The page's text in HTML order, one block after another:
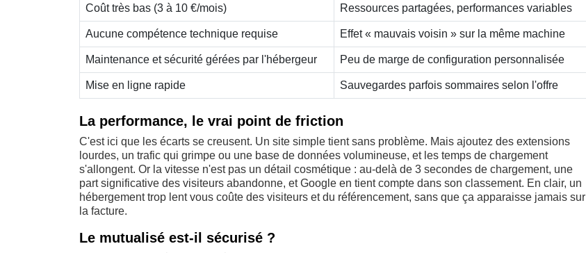
Coût très bas (3 à 10 €/mois) Ressources partagées, performances variables
Aucune compétence technique requise Effet « mauvais voisin » sur la même machine
Maintenance et sécurité gérées par l'hébergeur Peu de marge de configuration personnalisée
Mise en ligne rapide Sauvegardes parfois sommaires selon l'offre
La performance, le vrai point de friction
C'est ici que les écarts se creusent. Un site simple tient sans problème. Mais ajoutez des extensions
lourdes, un trafic qui grimpe ou une base de données volumineuse, et les temps de chargement
s'allongent. Or la vitesse n'est pas un détail cosmétique : au-delà de 3 secondes de chargement, une
part significative des visiteurs abandonne, et Google en tient compte dans son classement. En clair, un
hébergement trop lent vous coûte des visiteurs et du référencement, sans que ça apparaisse jamais sur
la facture.
Le mutualisé est-il sécurisé ?